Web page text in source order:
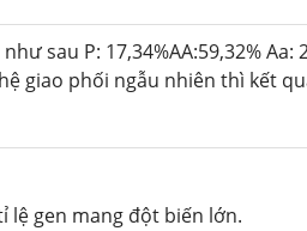
sau P: 17,34%AA:59,32% Aa:
giao phối ngẫu nhiên thì kết
lệ gen mang đột biến lớn.